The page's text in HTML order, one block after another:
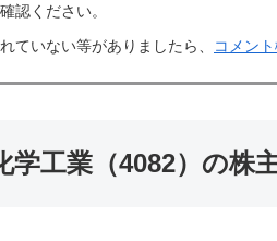
認ください。
ていない等がありましたら、
コメン
学工業（4082）の株